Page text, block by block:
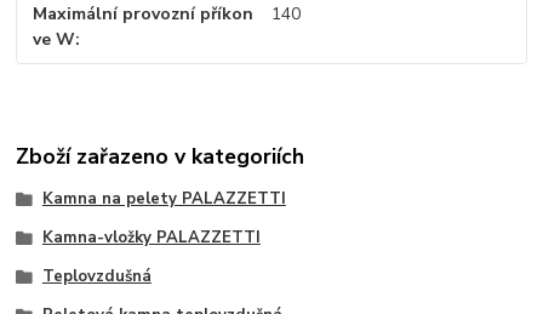
Maximální provozní příkon
ve W
140
Zboží zařazeno v kategoriích
Kamna na pelety PALAZZETTI
Kamna-vložky PALAZZETTI
Teplovzdušná